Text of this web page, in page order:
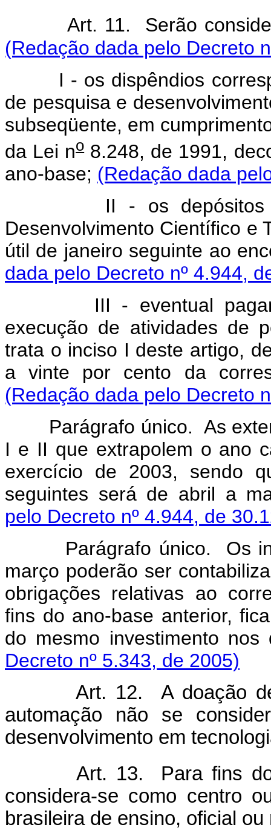
Art. 11. Serão
(Redação dada pelo Decreto
I - os dispêndios
de pesquisa e
subseqüente, em
da Lei no8.248, de 1991,
ano-base; (Redação dada
II - os depósitos
Desenvolvimento Científico e
útil de janeiro seguinte ao
dada pelo Decreto nº 4.944,
III - eventual
execução de atividades de
trata o inciso I deste artigo,
a vinte por cento da
(Redação dada pelo Decreto
Parágrafo único. As
I e II que extrapolem o ano
exercício de 2003, sendo
seguintes será de abril a
pelo Decreto nº 4.944, de
Parágrafo único. Os
março poderão ser
obrigações relativas ao
fins do ano-base anterior,
do mesmo investimento
Decreto nº 5.343, de 2005)
Art. 12. A doação de
automação não se
desenvolvimento em
Art. 13. Para fins do
considera-se como centro
brasileira de ensino, oficial